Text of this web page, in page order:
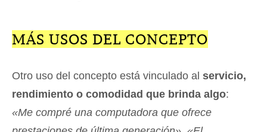
MÁS USOS DEL CONCEPTO
Otro uso del concepto está vinculado al servicio,
rendimiento o comodidad que brinda algo:
«Me compré una computadora que ofrece